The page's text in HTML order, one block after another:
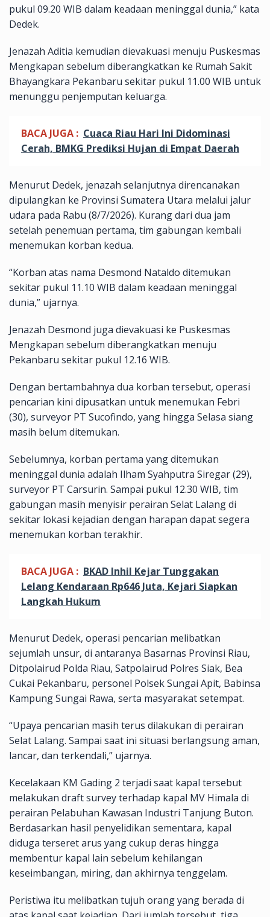
pukul 09.20 WIB dalam keadaan meninggal dunia,” kata
Dedek.
Jenazah Aditia kemudian dievakuasi menuju Puskesmas
Mengkapan sebelum diberangkatkan ke Rumah Sakit
Bhayangkara Pekanbaru sekitar pukul 11.00 WIB untuk
menunggu penjemputan keluarga.
BACA JUGA : Cuaca Riau Hari Ini Didominasi
Cerah, BMKG Prediksi Hujan di Empat Daerah
Menurut Dedek, jenazah selanjutnya direncanakan
dipulangkan ke Provinsi Sumatera Utara melalui jalur
udara pada Rabu (8/7/2026). Kurang dari dua jam
setelah penemuan pertama, tim gabungan kembali
menemukan korban kedua.
“Korban atas nama Desmond Nataldo ditemukan
sekitar pukul 11.10 WIB dalam keadaan meninggal
dunia,” ujarnya.
Jenazah Desmond juga dievakuasi ke Puskesmas
Mengkapan sebelum diberangkatkan menuju
Pekanbaru sekitar pukul 12.16 WIB.
Dengan bertambahnya dua korban tersebut, operasi
pencarian kini dipusatkan untuk menemukan Febri
(30), surveyor PT Sucofindo, yang hingga Selasa siang
masih belum ditemukan.
Sebelumnya, korban pertama yang ditemukan
meninggal dunia adalah Ilham Syahputra Siregar (29),
surveyor PT Carsurin. Sampai pukul 12.30 WIB, tim
gabungan masih menyisir perairan Selat Lalang di
sekitar lokasi kejadian dengan harapan dapat segera
menemukan korban terakhir.
BACA JUGA : BKAD Inhil Kejar Tunggakan
Lelang Kendaraan Rp646 Juta, Kejari Siapkan
Langkah Hukum
Menurut Dedek, operasi pencarian melibatkan
sejumlah unsur, di antaranya Basarnas Provinsi Riau,
Ditpolairud Polda Riau, Satpolairud Polres Siak, Bea
Cukai Pekanbaru, personel Polsek Sungai Apit, Babinsa
Kampung Sungai Rawa, serta masyarakat setempat.
“Upaya pencarian masih terus dilakukan di perairan
Selat Lalang. Sampai saat ini situasi berlangsung aman,
lancar, dan terkendali,” ujarnya.
Kecelakaan KM Gading 2 terjadi saat kapal tersebut
melakukan draft survey terhadap kapal MV Himala di
perairan Pelabuhan Kawasan Industri Tanjung Buton.
Berdasarkan hasil penyelidikan sementara, kapal
diduga terseret arus yang cukup deras hingga
membentur kapal lain sebelum kehilangan
keseimbangan, miring, dan akhirnya tenggelam.
Peristiwa itu melibatkan tujuh orang yang berada di